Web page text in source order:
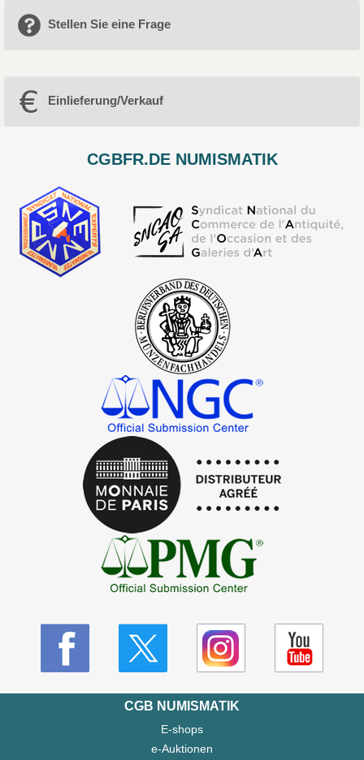
Stellen Sie eine Frage
Einlieferung/Verkauf
CGBFR.DE NUMISMATIK
CGB NUMISMATIK
E-shops
e-Auktionen